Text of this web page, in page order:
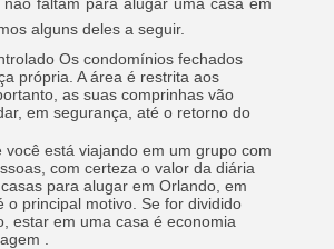
alguns deles a seguir.
Os condomínios fechados
própria. A área é restrita aos
as suas comprinhas vão
em segurança, até o retorno do
você está viajando em um grupo com
com certeza o valor da diária
para alugar em Orlando, em
o principal motivo. Se for dividido
estar em uma casa é economia
.